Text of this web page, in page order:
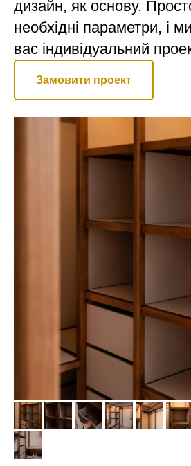
дизайн, як основу.
необхідні параметри, і
вас індивідуальний
Замовити проект